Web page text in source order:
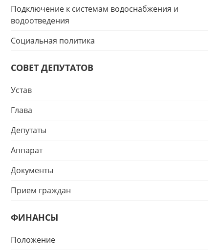
Подключение к системам водоснабжения и
водоотведения
Социальная политика
СОВЕТ ДЕПУТАТОВ
Устав
Глава
Депутаты
Аппарат
Документы
Прием граждан
ФИНАНСЫ
Положение